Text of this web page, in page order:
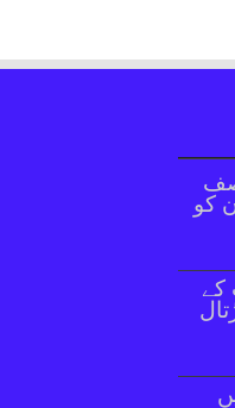
کو
کے